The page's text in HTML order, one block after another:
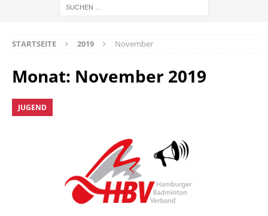
STARTSEITE 2019 November
Monat: November 2019
JUGEND